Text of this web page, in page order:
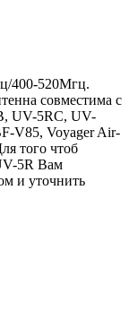
400-520Мгц.
совместима с
UV-5RC, UV-
V85, Voyager Air-
того чтоб
5R Вам
и уточнить